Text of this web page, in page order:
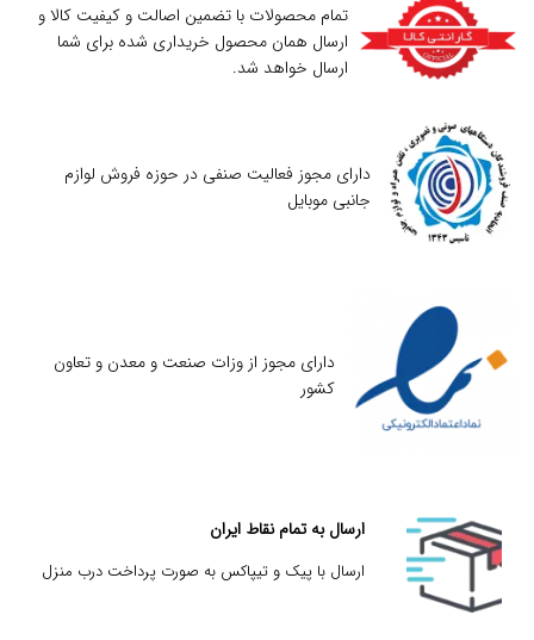
تمام محصولات با تضمین اصالت و کیفیت کالا و
ارسال همان محصول خریداری شده برای شما
ارسال خواهد شد.
دارای مجوز فعالیت صنفی در حوزه فروش لوازم
جانبی موبایل
دارای مجوز از وزات صنعت و معدن و تعاون
کشور
ارسال به تمام نقاط ایران
ارسال با پیک و تیپاکس به صورت پرداخت درب منزل